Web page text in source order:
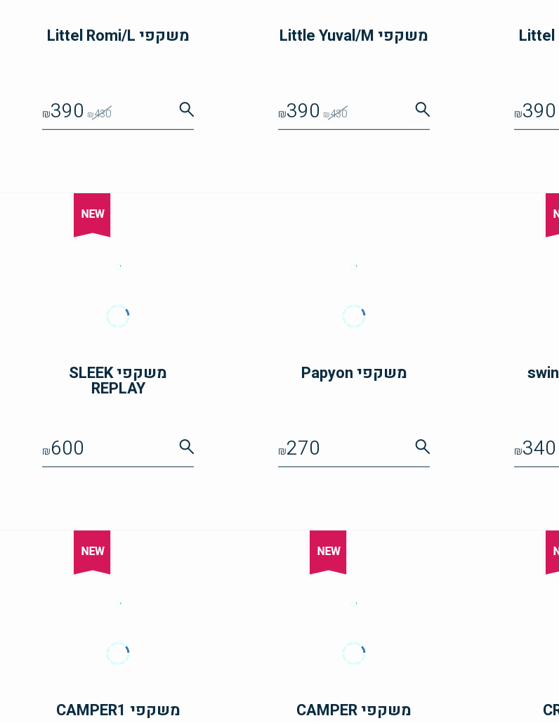
₪390
משקפי Little Yuval/M
₪430
₪390
משקפי Littel Romi/L
₪430
₪390
₪340
משקפי Papyon
₪270
משקפי SLEEK
REPLAY
₪600
משקפי CAMPER משקפי CAMPER1